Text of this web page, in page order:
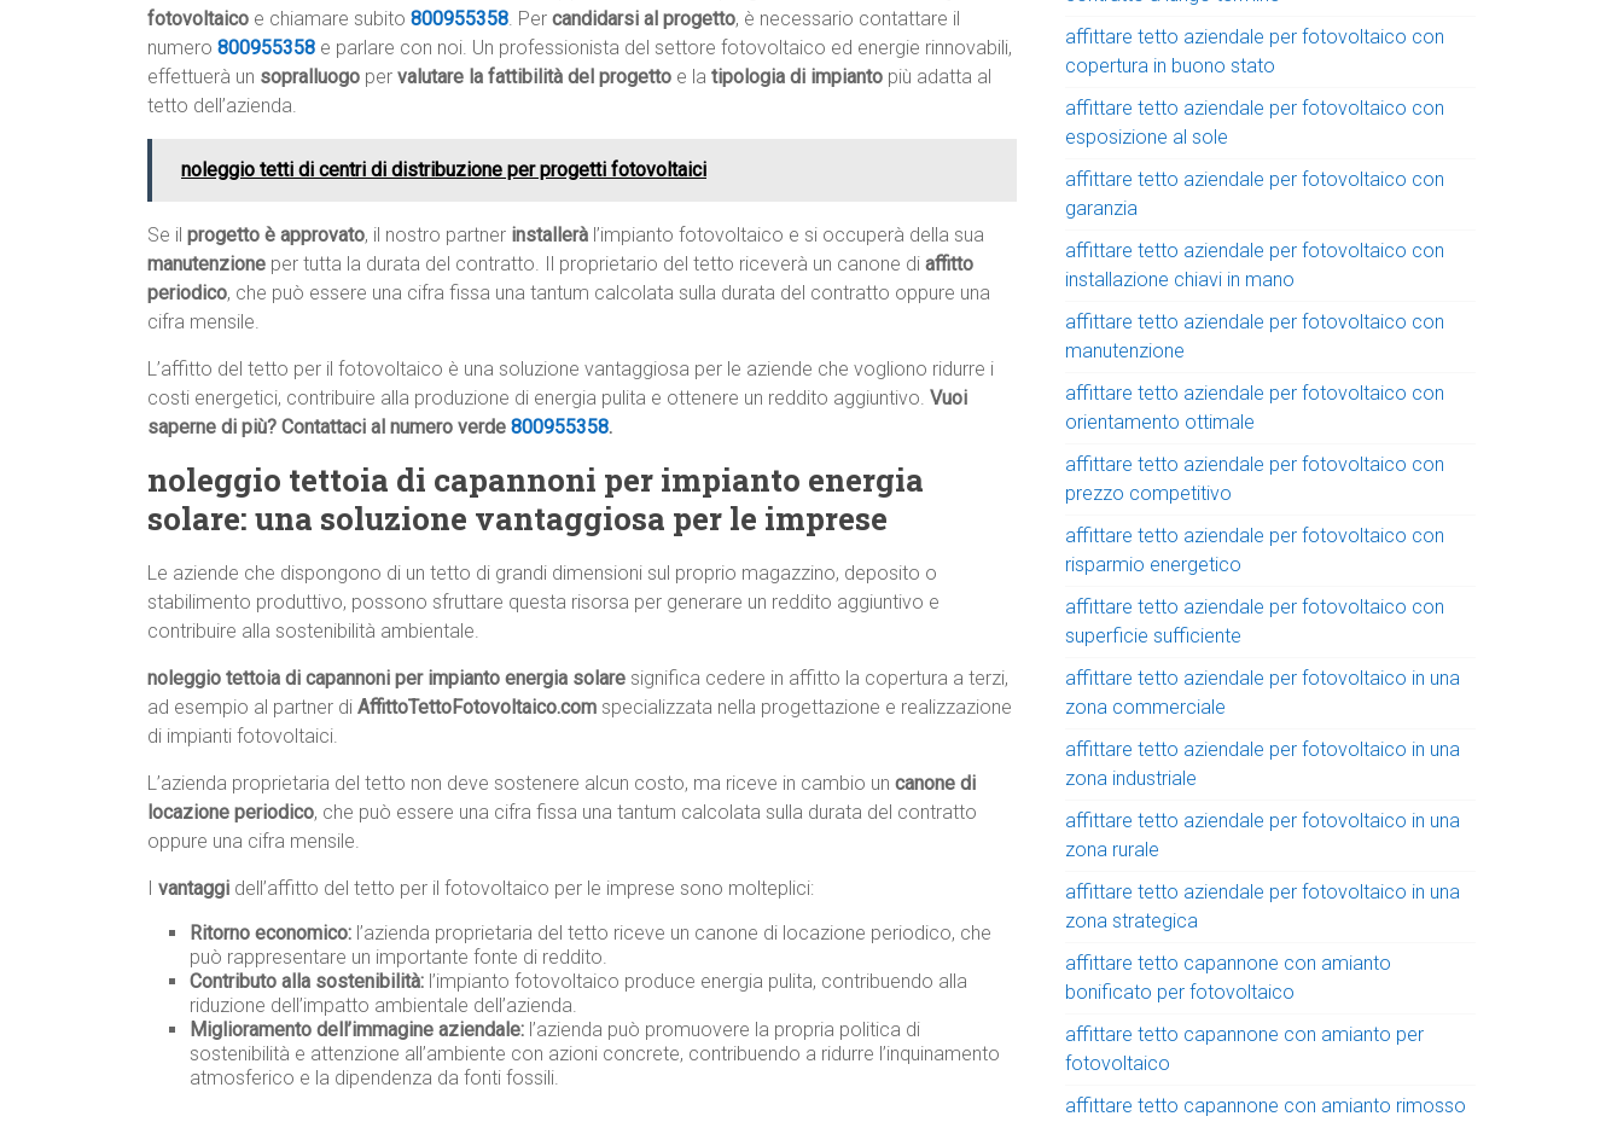
fotovoltaico e chiamare subito 800955358. Per candidarsi al progetto, è necessario contattare il
numero 800955358 e parlare con noi. Un professionista del settore fotovoltaico ed energie rinnovabili,
effettuerà un sopralluogo per valutare la fattibilità del progetto e la tipologia di impianto più adatta al
tetto dell’azienda.
noleggio tetti di centri di distribuzione per progetti fotovoltaici
Se il progetto è approvato, il nostro partner installerà l’impianto fotovoltaico e si occuperà della sua
manutenzione per tutta la durata del contratto. Il proprietario del tetto riceverà un canone di affitto
periodico, che può essere una cifra fissa una tantum calcolata sulla durata del contratto oppure una
cifra mensile.
L’affitto del tetto per il fotovoltaico è una soluzione vantaggiosa per le aziende che vogliono ridurre i
costi energetici, contribuire alla produzione di energia pulita e ottenere un reddito aggiuntivo. Vuoi
saperne di più? Contattaci al numero verde 800955358.
noleggio tettoia di capannoni per impianto energia
solare: una soluzione vantaggiosa per le imprese
Le aziende che dispongono di un tetto di grandi dimensioni sul proprio magazzino, deposito o
stabilimento produttivo, possono sfruttare questa risorsa per generare un reddito aggiuntivo e
contribuire alla sostenibilità ambientale.
noleggio tettoia di capannoni per impianto energia solare significa cedere in affitto la copertura a terzi,
ad esempio al partner di AffittoTettoFotovoltaico.com specializzata nella progettazione e realizzazione
di impianti fotovoltaici.
L’azienda proprietaria del tetto non deve sostenere alcun costo, ma riceve in cambio un canone di
locazione periodico, che può essere una cifra fissa una tantum calcolata sulla durata del contratto
oppure una cifra mensile.
vantaggi dell’affitto del tetto per il fotovoltaico per le imprese sono molteplici:
Ritorno economico: l’azienda proprietaria del tetto riceve un canone di locazione periodico, che
può rappresentare un importante fonte di reddito.
Contributo alla sostenibilità: l’impianto fotovoltaico produce energia pulita, contribuendo alla
riduzione dell’impatto ambientale dell’azienda.
Miglioramento dell’immagine aziendale: l’azienda può promuovere la propria politica di
sostenibilità e attenzione all’ambiente con azioni concrete, contribuendo a ridurre l’inquinamento
atmosferico e la dipendenza da fonti fossili.
affittare tetto aziendale per fotovoltaico con
copertura in buono stato
affittare tetto aziendale per fotovoltaico con
esposizione al sole
affittare tetto aziendale per fotovoltaico con
garanzia
affittare tetto aziendale per fotovoltaico con
installazione chiavi in mano
affittare tetto aziendale per fotovoltaico con
manutenzione
affittare tetto aziendale per fotovoltaico con
orientamento ottimale
affittare tetto aziendale per fotovoltaico con
prezzo competitivo
affittare tetto aziendale per fotovoltaico con
risparmio energetico
affittare tetto aziendale per fotovoltaico con
superficie sufficiente
affittare tetto aziendale per fotovoltaico in una
zona commerciale
affittare tetto aziendale per fotovoltaico in una
zona industriale
affittare tetto aziendale per fotovoltaico in una
zona rurale
affittare tetto aziendale per fotovoltaico in una
zona strategica
affittare tetto capannone con amianto
bonificato per fotovoltaico
affittare tetto capannone con amianto per
fotovoltaico
affittare tetto capannone con amianto rimosso